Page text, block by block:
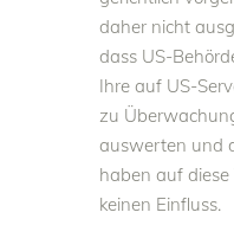
daher nicht
dass US-
Ihre auf US-
zu
auswerten und
haben auf
keinen Einfluss.